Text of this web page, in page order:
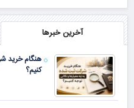
آخرین خبرها
هنگام خرید
کنیم؟